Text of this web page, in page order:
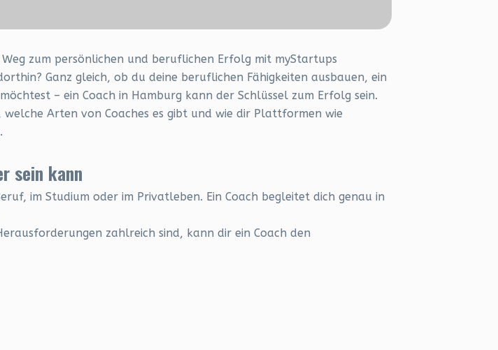
zum persönlichen und beruflichen Erfolg mit myStartups
Ganz gleich, ob du deine beruflichen Fähigkeiten ausbauen, ein
– ein Coach in Hamburg kann der Schlüssel zum Erfolg sein.
Arten von Coaches es gibt und wie dir Plattformen wie
sein kann
im Studium oder im Privatleben. Ein Coach begleitet dich genau in
zahlreich sind, kann dir ein Coach den